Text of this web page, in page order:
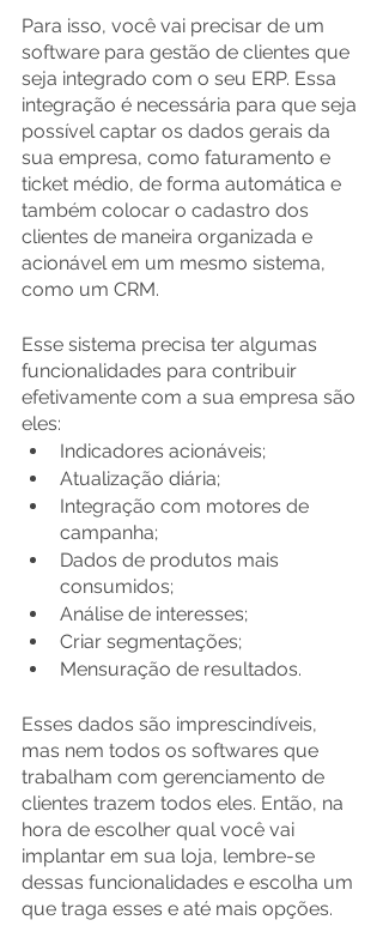
Para isso, você vai precisar de um
software para gestão de clientes que
seja integrado com o seu ERP. Essa
integração é necessária para que seja
possível captar os dados gerais da
sua empresa, como faturamento e
ticket médio, de forma automática e
também colocar o cadastro dos
clientes de maneira organizada e
acionável em um mesmo sistema,
como um CRM.
Esse sistema precisa ter algumas
funcionalidades para contribuir
efetivamente com a sua empresa são
eles:
Indicadores acionáveis;
Atualização diária;
Integração com motores de
campanha;
Dados de produtos mais
consumidos;
Análise de interesses;
Criar segmentações;
Mensuração de resultados.
Esses dados são imprescindíveis,
mas nem todos os softwares que
trabalham com gerenciamento de
clientes trazem todos eles. Então, na
hora de escolher qual você vai
implantar em sua loja, lembre-se
dessas funcionalidades e escolha um
que traga esses e até mais opções.